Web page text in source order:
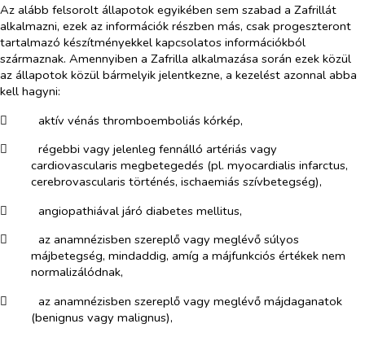
Az alább felsorolt állapotok egyikében sem szabad a Zafrillát
alkalmazni, ezek az információk részben más, csak progeszteront
tartalmazó készítményekkel kapcsolatos információkból
származnak. Amennyiben a Zafrilla alkalmazása során ezek közül
az állapotok közül bármelyik jelentkezne, a kezelést azonnal abba
kell hagyni:
​
aktív vénás thromboemboliás kórkép,
​
régebbi vagy jelenleg fennálló artériás vagy
cardiovascularis megbetegedés (pl. myocardialis infarctus,
cerebrovascularis történés, ischaemiás szívbetegség),
​
angiopathiával járó diabetes mellitus,
​
az anamnézisben szereplő vagy meglévő súlyos
májbetegség, mindaddig, amíg a májfunkciós értékek nem
normalizálódnak,
​
az anamnézisben szereplő vagy meglévő májdaganatok
(benignus vagy malignus),